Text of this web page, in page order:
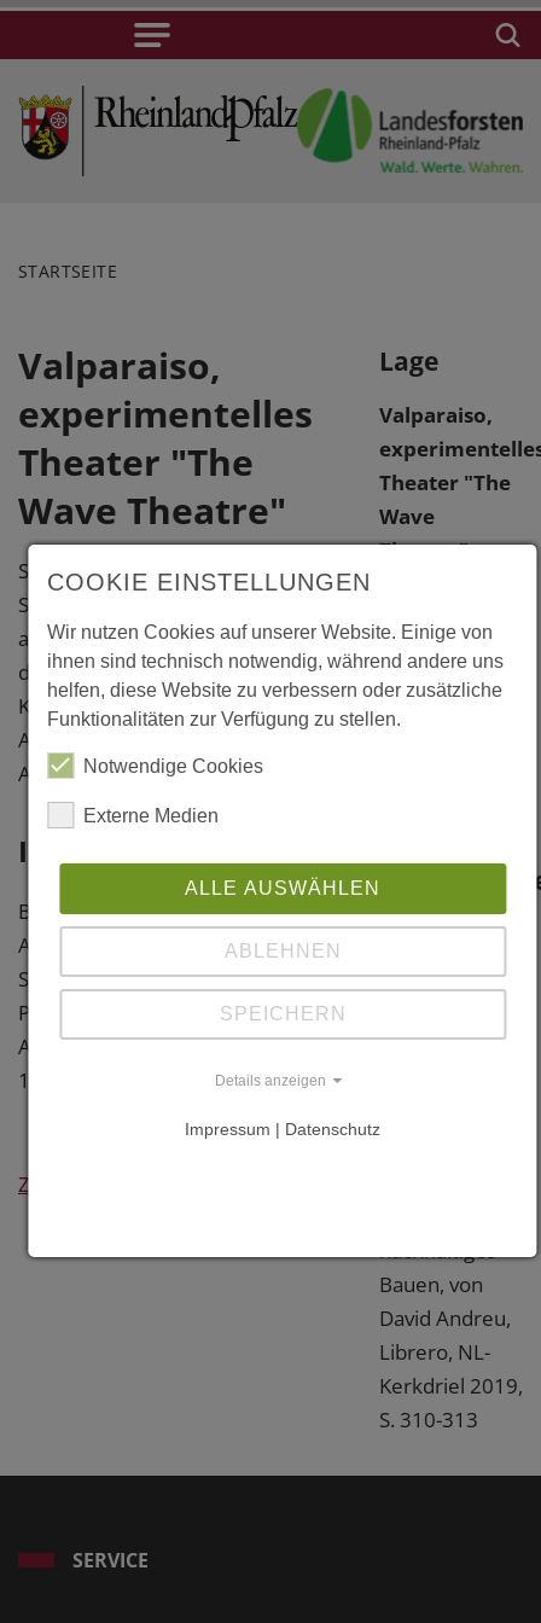
STARTSEITE
Valparaiso,
experimentelles
Theater "The
Wave Theatre"
Sitio Erazio füllt verlassene
Stadträume wieder mit Leben. So
auch auf dieser Ruderalfläche, auf
der mit wieder verwendetem
Kiefern-Bauholz im Stil eines
Amphitheaters ein Raum für
Aufführungen jeder Art entstand
Information
Baujahr: 2015
Architekt: Scarcity and Creativity
Studio, Oslo School of Architecture
Preise:
Architecture of Necessity 2016",
1. Preis
Zurück
Lage
Valparaiso,
Theater "The
Wave
Theatre"
Ecuador 428
CL-2340000
Valparaiso
Links
www.scs.aho.no
Bauen, von
David Andreu,
Librero, NL-
Kerkdriel 2019,
S. 310-313
SERVICE
COOKIE EINSTELLUNGEN
Wir nutzen Cookies auf unserer Website. Einige von
ihnen sind technisch notwendig, während andere uns
helfen, diese Website zu verbessern oder zusätzliche
Funktionalitäten zur Verfügung zu stellen.
Notwendige Cookies
Externe Medien
ALLE AUSWÄHLEN
ABLEHNEN
SPEICHERN
Details anzeigen
Impressum | Datenschutz